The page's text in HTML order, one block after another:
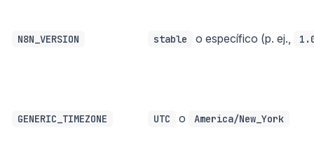
N8N_VERSION stable o específico (p. ej.,
GENERIC_TIMEZONE UTC o America/New_York